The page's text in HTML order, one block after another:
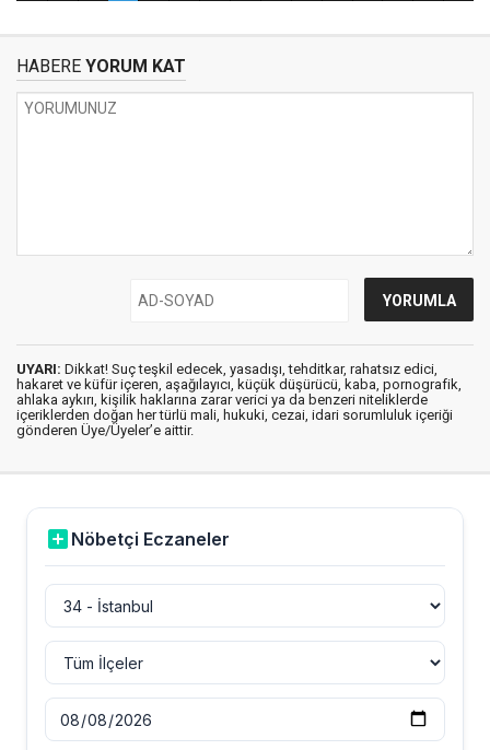
HABERE YORUM KAT
UYARI: Dikkat! Suç teşkil edecek, yasadışı, tehditkar, rahatsız edici,
hakaret ve küfür içeren, aşağılayıcı, küçük düşürücü, kaba, pornografik,
ahlaka aykırı, kişilik haklarına zarar verici ya da benzeri niteliklerde
içeriklerden doğan her türlü mali, hukuki, cezai, idari sorumluluk içeriği
gönderen Üye/Üyeler’e aittir.